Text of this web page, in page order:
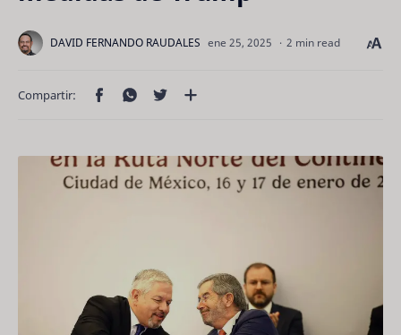
2 min read